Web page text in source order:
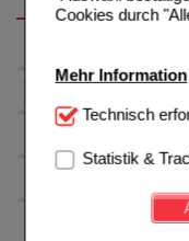
Cookies durch
Mehr Information
Technisch
Website
Kundenkonto),
werden kann.
Technisch
Statistik &